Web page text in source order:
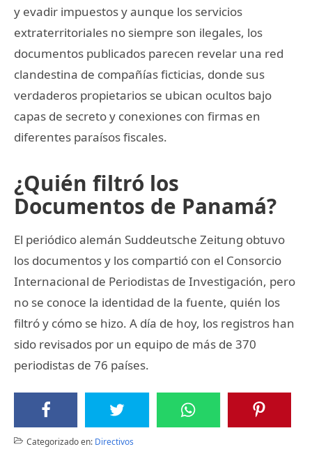
y evadir impuestos y aunque los servicios
extraterritoriales no siempre son ilegales, los
documentos publicados parecen revelar una red
clandestina de compañías ficticias, donde sus
verdaderos propietarios se ubican ocultos bajo
capas de secreto y conexiones con firmas en
diferentes paraísos fiscales.
¿Quién filtró los
Documentos de Panamá?
El periódico alemán Suddeutsche Zeitung obtuvo
los documentos y los compartió con el Consorcio
Internacional de Periodistas de Investigación, pero
no se conoce la identidad de la fuente, quién los
filtró y cómo se hizo. A día de hoy, los registros han
sido revisados por un equipo de más de 370
periodistas de 76 países.
Categorizado en: Directivos